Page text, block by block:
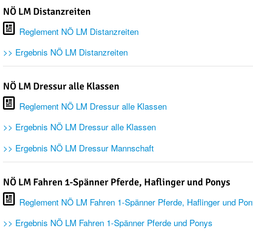
NÖ LM Distanzreiten
Reglement NÖ LM Distanzreiten
>> Ergebnis NÖ LM Distanzreiten
NÖ LM Dressur alle Klassen
Reglement NÖ LM Dressur alle Klassen
>> Ergebnis NÖ LM Dressur alle Klassen
>> Ergebnis NÖ LM Dressur Mannschaft
NÖ LM Fahren 1-Spänner Pferde, Haflinger und Ponys
Reglement NÖ LM Fahren 1-Spänner Pferde, Haflinger und
>> Ergebnis NÖ LM Fahren 1-Spänner Pferde und Ponys